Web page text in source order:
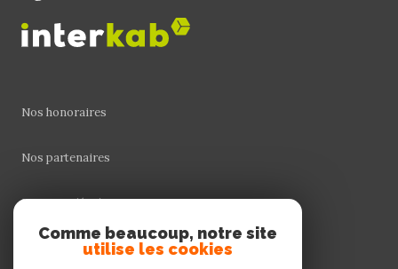
Nos honoraires
Nos partenaires
Mentions légales
Comme beaucoup, notre site
utilise les cookies